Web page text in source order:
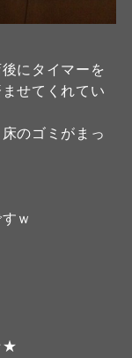
にタイマーを
せてくれてい
のゴミがまっ
ｗ